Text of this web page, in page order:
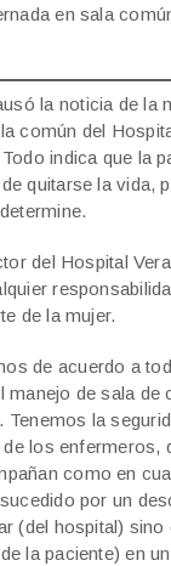
en sala
la noticia de la
común del
indica que la
quitarse la vida,
del Hospital
de la mujer.
de acuerdo a
manejo de sala de
la
los enfermeros,
como en
por un
(del hospital) sino
la paciente) en